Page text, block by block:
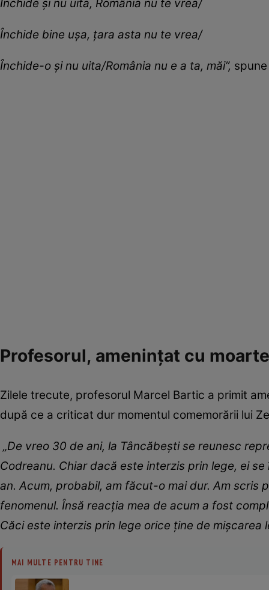
Închide și nu uita, România nu te vrea/
Închide bine ușa, țara asta nu te vrea/
Închide-o și nu uita/România nu e a ta, măi”,
Profesorul, amenințat cu
Zilele trecute, profesorul Marcel Bartic a primit
după ce a criticat dur momentul comemorării lui
„De vreo 30 de ani, la Tâncăbești se reunesc
Codreanu. Chiar dacă este interzis prin lege, ei
an. Acum, probabil, am făcut-o mai dur. Am scris
fenomenul. Însă reacția mea de acum a fost
Căci este interzis prin lege orice ține de mișcarea
MAI MULTE PENTRU TINE